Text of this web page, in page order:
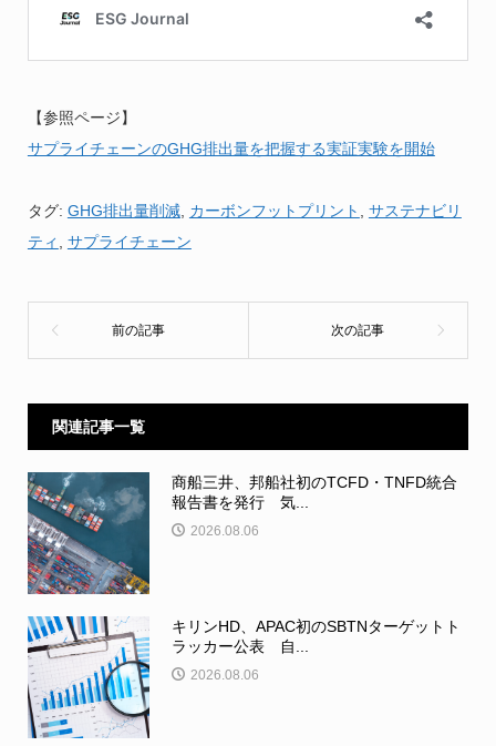
【参照ページ】
サプライチェーンのGHG排出量を把握する実証実験を開始
タグ: GHG排出量削減, カーボンフットプリント
サステナビリ
ティ
サプライチェーン
関連記事一覧
商船三井、邦船社初のTCFD・TNFD統合
報告書を発行 気...
2026.08.06
キリンHD、APAC初のSBTNターゲットト
ラッカー公表 自...
2026.08.06